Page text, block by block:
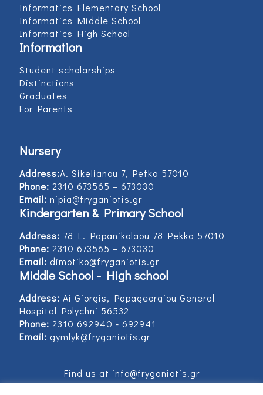
Informatics Elementary School
Informatics Middle School
Informatics High School
Information
Student scholarships
Distinctions
Graduates
For Parents
Nursery
Address:Α. Sikelianou 7, Pefka 57010
Phone: 2310 673565 – 673030
Email: nipia@fryganiotis.gr
Kindergarten & Primary School
Address: 78 L. Papanikolaou 78 Pekka 57010
Phone: 2310 673565 – 673030
Email: dimotiko@fryganiotis.gr
Middle School - High school
Address: Ai Giorgis, Papageorgiou General
Hospital Polychni 56532
Phone: 2310 692940 - 692941
Email: gymlyk@fryganiotis.gr
Find us at info@fryganiotis.gr